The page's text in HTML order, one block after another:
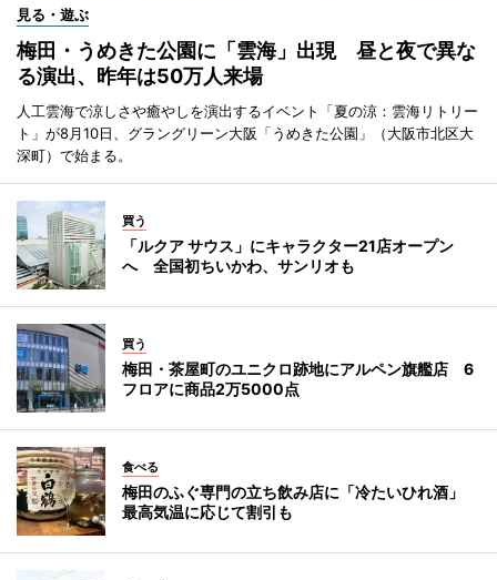
見る・遊ぶ
梅田・うめきた公園に「雲海」出現 昼と夜で異な
る演出、昨年は50万人来場
人工雲海で涼しさや癒やしを演出するイベント「夏の涼：雲海リトリー
ト」が8月10日、グラングリーン大阪「うめきた公園」（大阪市北区大
深町）で始まる。
買う
「ルクア サウス」にキャラクター21店オープン
へ 全国初ちいかわ、サンリオも
買う
梅田・茶屋町のユニクロ跡地にアルペン旗艦店 6
フロアに商品2万5000点
食べる
梅田のふぐ専門の立ち飲み店に「冷たいひれ酒」
最高気温に応じて割引も